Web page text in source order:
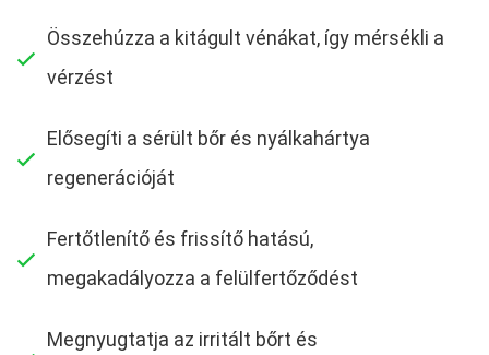
Összehúzza a kitágult vénákat, így mérsékli a
vérzést
Elősegíti a sérült bőr és nyálkahártya
regenerációját
Fertőtlenítő és frissítő hatású,
megakadályozza a felülfertőződést
Megnyugtatja az irritált bőrt és